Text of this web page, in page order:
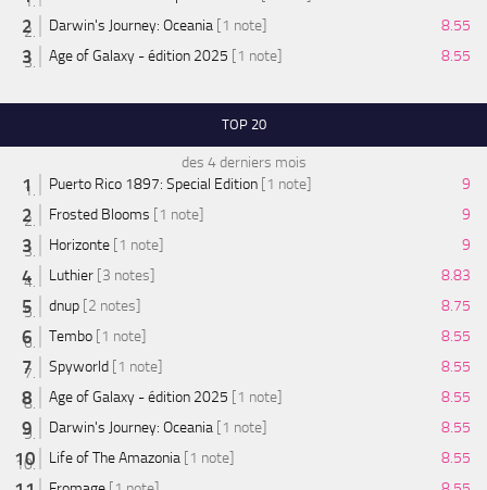
Darwin's Journey: Oceania [1 note]
8.55
Age of Galaxy - édition 2025 [1 note] 8.55
TOP 20
des 4 derniers mois
Puerto Rico 1897: Special Edition [1 note]
9
Frosted Blooms [1 note]
9
Horizonte [1 note]
9
Luthier [3 notes]
8.83
dnup [2 notes]
8.75
Tembo [1 note]
8.55
Spyworld [1 note]
8.55
Age of Galaxy - édition 2025 [1 note]
8.55
Darwin's Journey: Oceania [1 note]
8.55
Life of The Amazonia [1 note]
8.55